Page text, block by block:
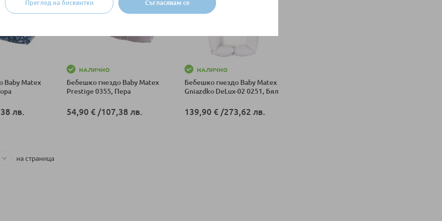
Съгласявам се
Преглед на бисквитки
Baby Matex
лв.
НАЛИЧНО
Бебешко гнездо Baby Matex
Prestige 0355, Пера
54,90 € /107,38 лв.
НАЛИЧНО
Бебешко гнездо Baby Matex
Gniazdko DeLux-02 0251, Бял
139,90 € /273,62 лв.
на страница